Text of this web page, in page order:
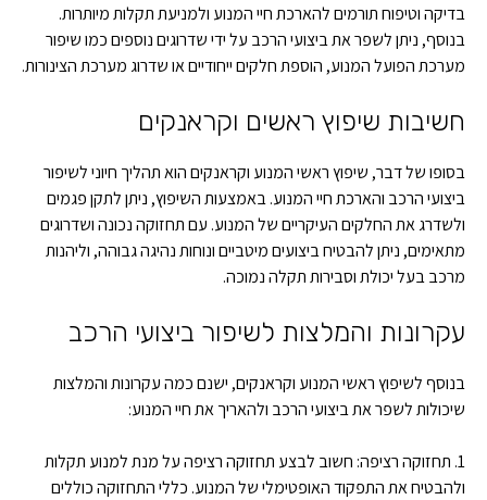
בדיקה וטיפוח תורמים להארכת חיי המנוע ולמניעת תקלות מיותרות.
בנוסף, ניתן לשפר את ביצועי הרכב על ידי שדרוגים נוספים כמו שיפור
מערכת הפועל המנוע, הוספת חלקים ייחודיים או שדרוג מערכת הצינורות.
חשיבות שיפוץ ראשים וקראנקים
בסופו של דבר, שיפוץ ראשי המנוע וקראנקים הוא תהליך חיוני לשיפור
ביצועי הרכב והארכת חיי המנוע. באמצעות השיפוץ, ניתן לתקן פגמים
ולשדרג את החלקים העיקריים של המנוע. עם תחזוקה נכונה ושדרוגים
מתאימים, ניתן להבטיח ביצועים מיטביים ונוחות נהיגה גבוהה, וליהנות
מרכב בעל יכולת וסבירות תקלה נמוכה.
עקרונות והמלצות לשיפור ביצועי הרכב
בנוסף לשיפוץ ראשי המנוע וקראנקים, ישנם כמה עקרונות והמלצות
שיכולות לשפר את ביצועי הרכב ולהאריך את חיי המנוע:
1. תחזוקה רציפה: חשוב לבצע תחזוקה רציפה על מנת למנוע תקלות
ולהבטיח את התפקוד האופטימלי של המנוע. כללי התחזוקה כוללים